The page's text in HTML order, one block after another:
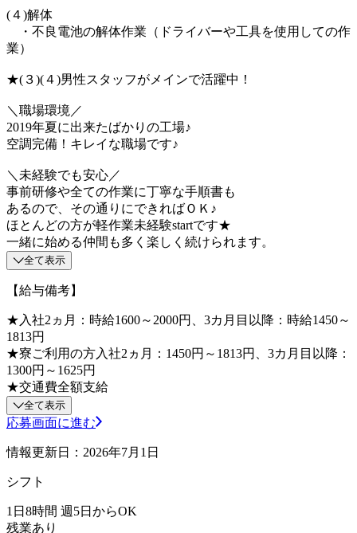
(４)解体
・不良電池の解体作業（ドライバーや工具を使用しての作
業）
★(３)(４)男性スタッフがメインで活躍中！
＼職場環境／
2019年夏に出来たばかりの工場♪
空調完備！キレイな職場です♪
＼未経験でも安心／
事前研修や全ての作業に丁寧な手順書も
あるので、その通りにできればＯＫ♪
ほとんどの方が軽作業未経験startです★
一緒に始める仲間も多く楽しく続けられます。
全て表示
【給与備考】
★入社2ヵ月：時給1600～2000円、3カ月目以降：時給1450～
1813円
★寮ご利用の方入社2ヵ月：1450円～1813円、3カ月目以降：
1300円～1625円
★交通費全額支給
全て表示
応募画面に進む
情報更新日：2026年7月1日
シフト
1日8時間 週5日からOK
残業あり